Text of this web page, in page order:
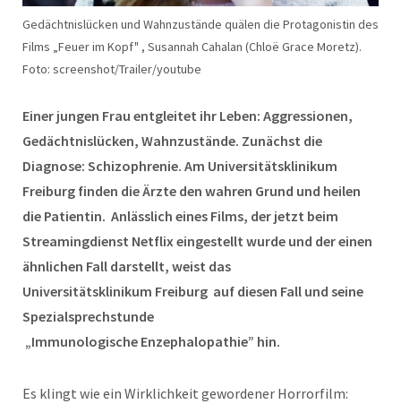
Gedächtnislücken und Wahnzustände quälen die Protagonistin des
Films „Feuer im Kopf" , Susannah Cahalan (Chloë Grace Moretz).
Foto: screenshot/Trailer/youtube
Einer jungen Frau entgleitet ihr Leben: Aggressionen,
Gedächtnislücken, Wahnzustände. Zunächst die
Diagnose: Schizophrenie. Am Universitätsklinikum
Freiburg finden die Ärzte den wahren Grund und heilen
die Patientin. Anlässlich eines Films, der jetzt beim
Streamingdienst Netflix eingestellt wurde und der einen
ähnlichen Fall darstellt, weist das
Universitätsklinikum Freiburg auf diesen Fall und seine
Spezialsprechstunde
„Immunologische Enzephalopathie” hin.
Es klingt wie ein Wirklichkeit gewordener Horrorfilm: